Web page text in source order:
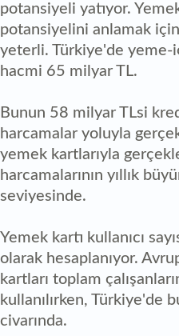
potansiyeli yatıyor.
potansiyelini anlamak
yeterli. Türkiye'de yeme-
hacmi 65 milyar TL.
Bunun 58 milyar TLsi
harcamalar yoluyla
yemek kartlarıyla
harcamalarının yıllık
seviyesinde.
Yemek kartı kullanıcı
olarak hesaplanıyor.
kartları toplam
kullanılırken, Türkiye'de
civarında.